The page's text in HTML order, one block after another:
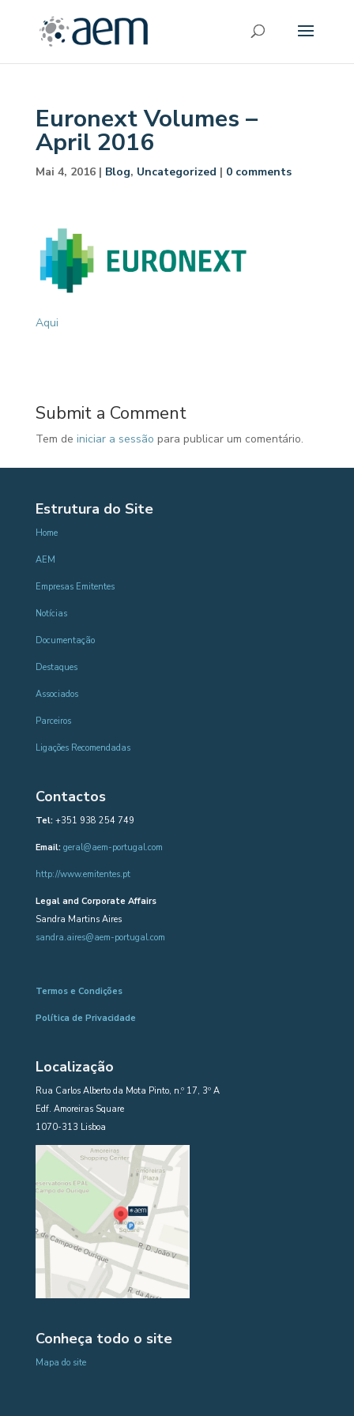
Euronext Volumes –
April 2016
Mai 4, 2016| Blog, Uncategorized | 0 comments
Aqui
Submit a Comment
Tem de iniciar a sessão para publicar um comentário.
Estrutura do Site
Home
AEM
Empresas Emitentes
Notícias
Documentação
Destaques
Associados
Parceiros
Ligações Recomendadas
Contactos
Tel:+351 938 254 749
Email: geral@aem-portugal.com
http://www.emitentes.pt
Legal and Corporate Affairs
Sandra Martins Aires
sandra.aires@aem-portugal.com
Termos e Condições
Política de Privacidade
Localização
Rua Carlos Alberto da Mota Pinto, n.º 17, 3º A
Edf. Amoreiras Square
1070-313 Lisboa
Conheça todo o site
Mapa do site